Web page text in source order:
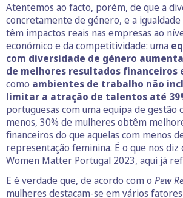
Atentemos ao facto, porém, de que a
concretamente de género, e a
têm impactos reais nas empresas ao
económico e da competitividade: uma
com diversidade de género
de melhores resultados financeiros
como ambientes de trabalho não
limitar a atração de talentos até
portuguesas com uma equipa de gestão
menos, 30% de mulheres obtêm
financeiros do que aquelas com menos
representação feminina. É o que nos
Women Matter Portugal 2023, aqui já
E é verdade que, de acordo com o Pew
mulheres destacam-se em vários